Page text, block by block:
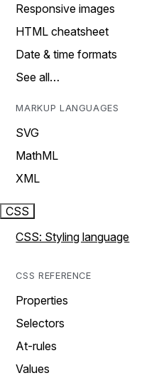
Responsive images
HTML cheatsheet
Date & time formats
See all…
MARKUP LANGUAGES
SVG
MathML
XML
CSS
CSS: Styling language
CSS REFERENCE
Properties
Selectors
At-rules
Values